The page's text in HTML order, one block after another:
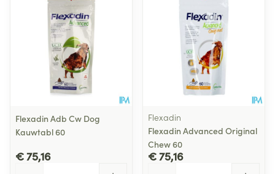
Flexadin Adb Cw Dog
Kauwtabl 60
€ 75,16
Flexadin
Flexadin Advanced Original
Chew 60
€ 75,16